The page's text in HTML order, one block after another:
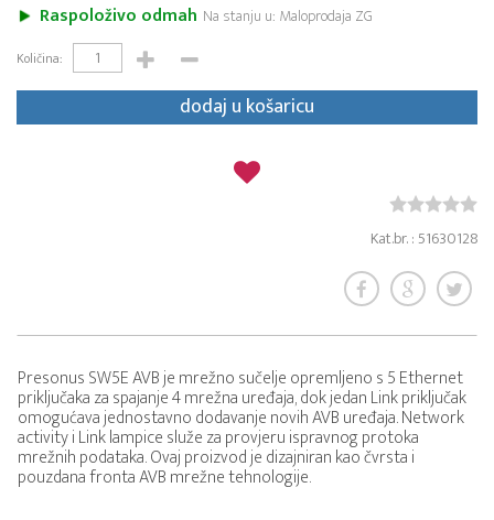
Raspoloživo odmah Na stanju u: Maloprodaja ZG
Količina:
dodaj u košaricu
Kat.br. : 51630128
Presonus SW5E AVB je mrežno sučelje opremljeno s 5 Ethernet
priključaka za spajanje 4 mrežna uređaja, dok jedan Link priključak
omogućava jednostavno dodavanje novih AVB uređaja. Network
activity i Link lampice služe za provjeru ispravnog protoka
mrežnih podataka. Ovaj proizvod je dizajniran kao čvrsta i
pouzdana fronta AVB mrežne tehnologije.